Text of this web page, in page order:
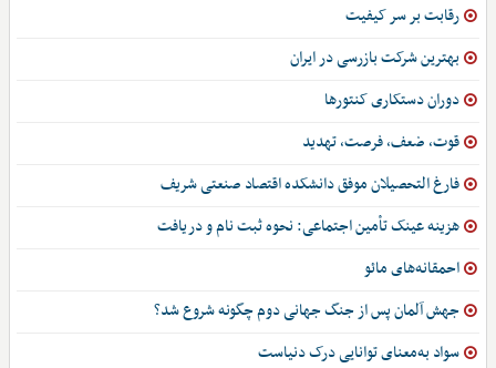
رقابت بر سر کیفیت
بهترین شرکت بازرسی در ایران
دوران دستکاری کنتورها
قوت، ضعف، فرصت، تهدید
فارغ التحصیلان موفق دانشکده اقتصاد صنعتی شریف
هزینه عینک تأمین اجتماعی: نحوه ثبت نام و دریافت
احمقانه‌های مائو
جهش آلمان پس از جنگ جهانی دوم چگونه شروع شد؟
سواد به‌معنای توانایی درک دنیاست